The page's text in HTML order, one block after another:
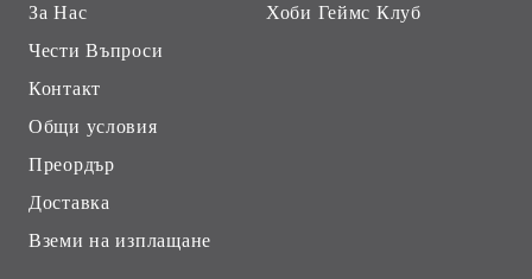
За Нас
Чести Въпроси
Контакт
Общи условия
Преордър
Доставка
Вземи на изплащане
Хоби Геймс Клуб